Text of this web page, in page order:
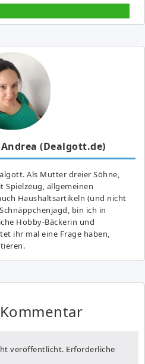
(Dealgott.de)
Als Mutter dreier Söhne,
Spielzeug, allgemeinen
Haushaltsartikeln (und nicht
bin ich in
Hobby-Bäckerin und
ihr mal eine Frage haben,
veröffentlicht. Erforderliche